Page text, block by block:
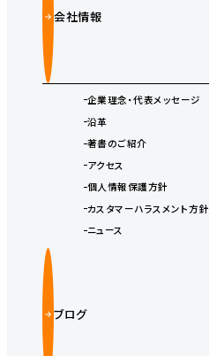
会社情報
企業理念・代表メッセージ
沿革
著書のご紹介
アクセス
個人情報保護方針
カスタマーハラスメント方針
ニュース
ブログ